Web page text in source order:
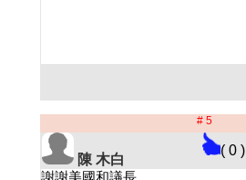
# 5
( 0 )
陳 木白